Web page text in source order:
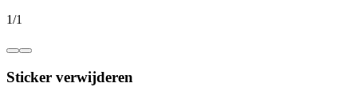
1/1
Sticker verwijderen